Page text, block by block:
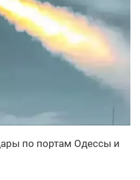
по портам Одессы и